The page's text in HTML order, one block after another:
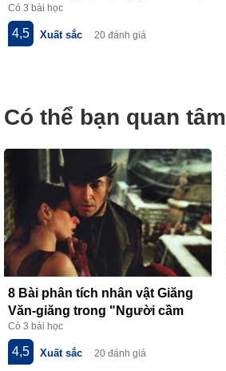
hay nhất
Có 3 bài học
4,5 Xuất sắc 20 đánh giá
Có thể bạn quan tâm
8 Bài phân tích nhân vật Giăng
Văn-giăng trong "Người cầm
quyền khôi phục uy quyền" của
V.Huy-gô
Có 3 bài học
4,5 Xuất sắc 20 đánh giá